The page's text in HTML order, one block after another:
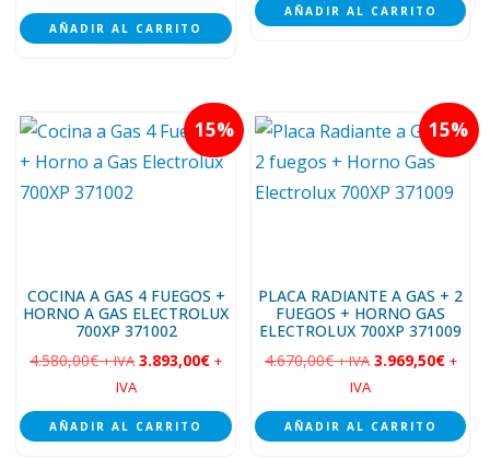
AÑADIR AL CARRITO
AÑADIR AL CARRITO
15
COCINA A GAS 4 FUEGOS +
HORNO A GAS ELECTROLUX
700XP 371002
4.580,00€ + IVA 3.893,00€ +
IVA
AÑADIR AL CARRITO
15
PLACA RADIANTE A GAS + 2
FUEGOS + HORNO GAS
ELECTROLUX 700XP 371009
4.670,00€ + IVA 3.969,50€ +
IVA
AÑADIR AL CARRITO